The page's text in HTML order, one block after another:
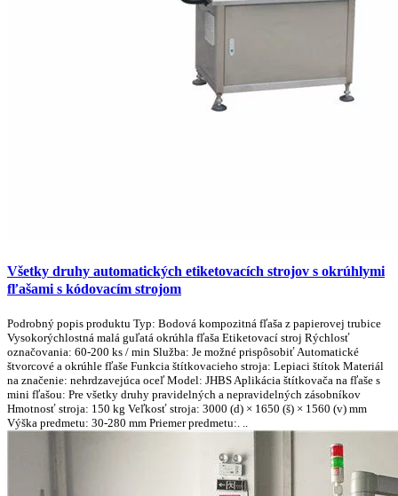
Všetky druhy automatických etiketovacích strojov s okrúhlymi
fľašami s kódovacím strojom
Podrobný popis produktu Typ: Bodová kompozitná fľaša z papierovej trubice
Vysokorýchlostná malá guľatá okrúhla fľaša Etiketovací stroj Rýchlosť
označovania: 60-200 ks / min Služba: Je možné prispôsobiť Automatické
štvorcové a okrúhle fľaše Funkcia štítkovacieho stroja: Lepiaci štítok Materiál
na značenie: nehrdzavejúca oceľ Model: JHBS Aplikácia štítkovača na fľaše s
mini fľašou: Pre všetky druhy pravidelných a nepravidelných zásobníkov
Hmotnosť stroja: 150 kg Veľkosť stroja: 3000 (d) × 1650 (š) × 1560 (v) mm
Výška predmetu: 30-280 mm Priemer predmetu:. ..